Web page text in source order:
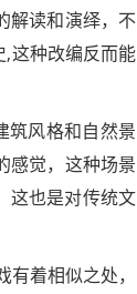
解读和演绎，不
这种改编反而能
筑风格和自然景
感觉，这种场景
这也是对传统文
着相似之处，